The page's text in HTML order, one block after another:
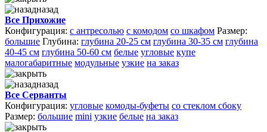
назад
Все Прихожие
Конфигурация: с антресолью с комодом со шкафом Размер:
большие Глубина: глубина 20-25 см глубина 30-35 см глубина
40-45 см глубина 50-60 см белые угловые купе
малогабаритные модульные узкие на заказ
назад
Все Серванты
Конфигурация: угловые комоды-буфеты со стеклом сбоку
Размер: большие mini узкие белые на заказ